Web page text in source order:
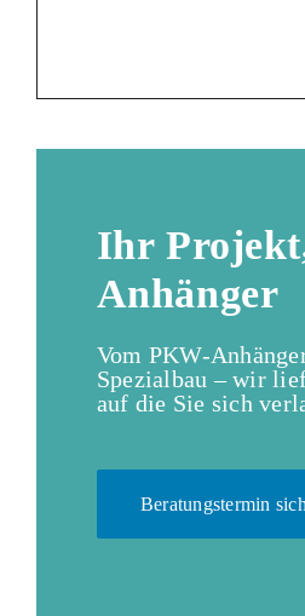
Ihr
Anhänger
Vom PKW-
Spezialbau – wir
auf die Sie sich
Beratungstermin